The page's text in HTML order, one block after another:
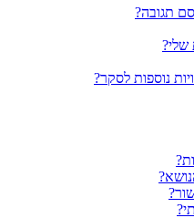
תגובה?
שלי?
נוספות לסקר?